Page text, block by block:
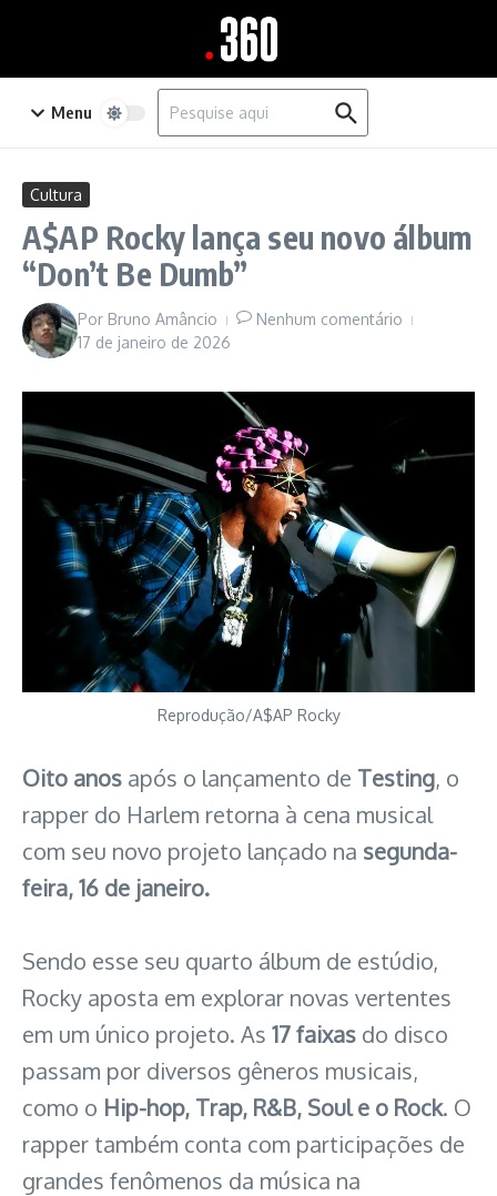
Menu
Procurar por:
Cultura
A$AP Rocky lança seu novo álbum
“Don’t Be Dumb”
Por Bruno Amâncio
Nenhum comentário
17 de janeiro de 2026
Reprodução/A$AP Rocky
Oito anos após o lançamento de Testing, o
rapper do Harlem retorna à cena musical
com seu novo projeto lançado na segunda-
feira, 16 de janeiro.
Sendo esse seu quarto álbum de estúdio,
Rocky aposta em explorar novas vertentes
em um único projeto. As 17 faixas do disco
passam por diversos gêneros musicais,
como o Hip-hop, Trap, R&B, Soul e o Rock. O
rapper também conta com participações de
grandes fenômenos da música na